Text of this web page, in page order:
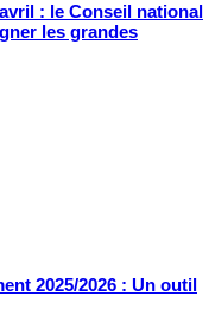
: le Conseil national
les grandes
2025/2026 : Un outil